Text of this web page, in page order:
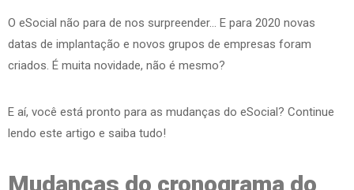
O eSocial não para de nos surpreender… E para 2020 novas
datas de implantação e novos grupos de empresas foram
criados. É muita novidade, não é mesmo?
E aí, você está pronto para as mudanças do eSocial? Continue
lendo este artigo e saiba tudo!
Mudanças do cronograma do